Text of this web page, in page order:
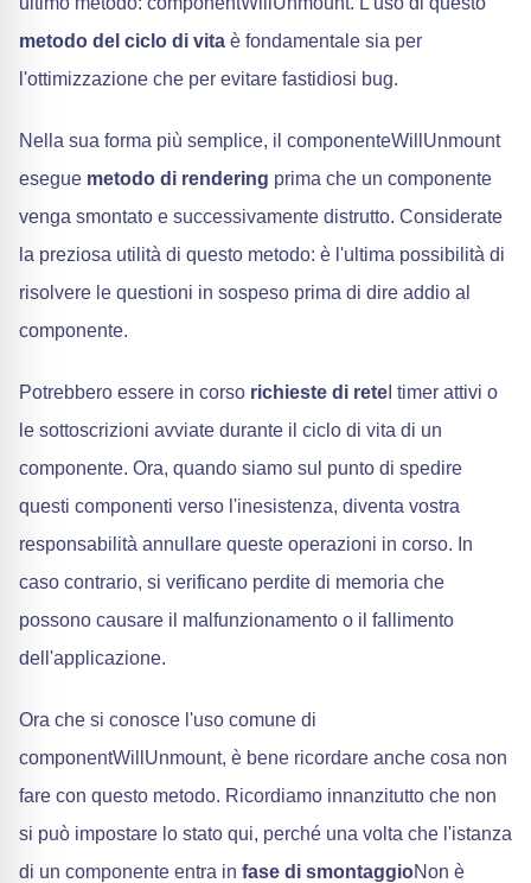
metodo del ciclo di vita è fondamentale sia per
l'ottimizzazione che per evitare fastidiosi bug.
Nella sua forma più semplice, il componenteWillUnmount
esegue metodo di rendering prima che un componente
venga smontato e successivamente distrutto. Considerate
la preziosa utilità di questo metodo: è l'ultima possibilità di
risolvere le questioni in sospeso prima di dire addio al
componente.
Potrebbero essere in corso richieste di rete I timer attivi o
le sottoscrizioni avviate durante il ciclo di vita di un
componente. Ora, quando siamo sul punto di spedire
questi componenti verso l'inesistenza, diventa vostra
responsabilità annullare queste operazioni in corso. In
caso contrario, si verificano perdite di memoria che
possono causare il malfunzionamento o il fallimento
dell'applicazione.
Ora che si conosce l'uso comune di
componentWillUnmount, è bene ricordare anche cosa non
fare con questo metodo. Ricordiamo innanzitutto che non
si può impostare lo stato qui, perché una volta che l'istanza
di un componente entra in fase di smontaggioNon è